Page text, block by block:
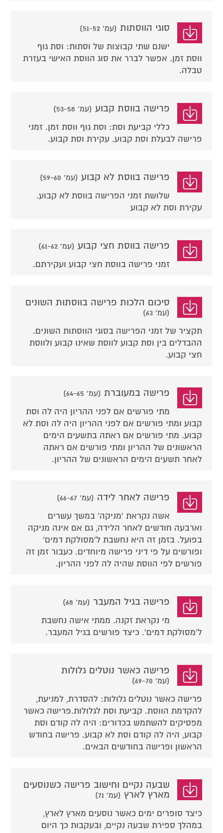
סוגי הווסתות (עמ' 51-52)
ישנם שתי קבוצות של וסתות: וסת גוף
ווסת זמן. אפשר לברר את סוג הווסת האישי בעזרת
טבלה.
פרישה בווסת קבוע (עמ' 53-58)
כללי קביעת וסת: וסת גוף ווסת זמן. זמני
פרישה לבעלת וסת קבוע. עקירת וסת קבוע.
פרישה בווסת לא קבוע (עמ' 59-60)
שלושת זמני הפרישה בווסת לא קבוע.
עקירת וסת לא קבוע
פרישה בווסת חצי קבוע (עמ' 61-62)
זמני פרישה בווסת חצי קבוע ועקירתם.
סיכום הלכות פרישה בווסתות השונים
(עמ' 63)
תקציר של זמני הפרישה בסוגי הווסתות השונים.
ההבדלים בין וסת קבוע לווסת שאינו קבוע ולווסת
חצי קבוע.
פרישה במעוברת (עמ' 64-65)
מתי פורשים אם לפני ההריון היה לה וסת
קבוע ומתי פורשים אם לפני ההריון היה לה וסת לא
קבוע. מתי פורשים אם ראתה בתשעים הימים
הראשונים של ההריון ומתי פורשים אם ראתה
לאחר תשעים הימים הראשונים של ההריון.
פרישה לאחר לידה (עמ' 66-67)
אשה נקראת 'מניקה' במשך עשרים
וארבעה חודשים לאחר הלידה, גם אם אינה מניקה
בפועל. בזמן זה היא נחשבת ל'מסולקת דמים'
ופורשים על פי דיני פרישה מיוחדים. כעבור זמן זה
פורשים לפי הווסת שהיה לה לפני ההריון.
פרישה בגיל המעבר (עמ' 68)
מי נקראת זקנה. ממתי אישה נחשבת
ל'מסולקת דמים'. כיצד פורשים בגיל המעבר.
פרישה כאשר נוטלים גלולות
(עמ' 69-70)
פרישה כאשר נוטלים גלולות: להסדרת, למניעת,
להקדמת הווסת. קביעת וסת לגלולות.פרישה כאשר
מפסיקים להשתמש בכדורים: היה לה קודם וסת
קבוע, היה לה קודם וסת לא קבוע. פרישה בחודש
הראשון ופרישה בחודשים הבאים.
שבעה נקיים וחישוב פרישה כשנוסעים
מארץ לארץ (עמ' 71)
כיצד סופרים ימים כאשר נוסעים מארץ לארץ,
במהלך ספירת שבעה נקיים, ובעקבות כך היום